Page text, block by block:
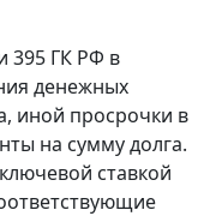
395 ГК РФ в
денежных
иной просрочки в
на сумму долга.
ставкой